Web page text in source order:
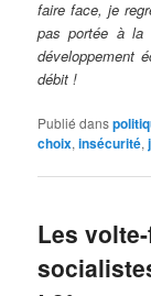
faire face, je
pas portée à la
développement
débit !
Publié dans
choix,insécurité,
Les